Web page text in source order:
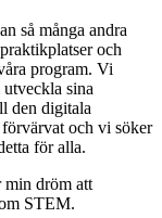
så många andra
och
program. Vi
sina
den digitala
och vi söker
för alla.
min dröm att
STEM.